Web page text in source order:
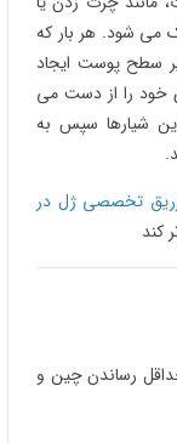
می شود. هر بار که
سطح پوست ایجاد
خود را از دست می
شیارها سپس به
تخصصی ژل در
کند
رساندن چین و